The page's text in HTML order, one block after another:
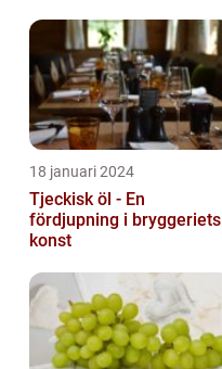
18 januari 2024
Tjeckisk öl - En
fördjupning i bryggeriets
konst